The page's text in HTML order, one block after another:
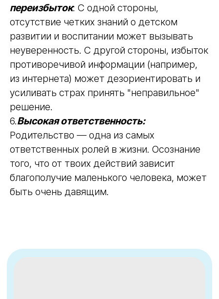
переизбыток: С одной стороны,
отсутствие четких знаний о детском
развитии и воспитании может вызывать
неуверенность. С другой стороны, избыток
противоречивой информации (например,
из интернета) может дезориентировать и
усиливать страх принять "неправильное"
решение.
6.Высокая ответственность:
Родительство — одна из самых
ответственных ролей в жизни. Осознание
того, что от твоих действий зависит
благополучие маленького человека, может
быть очень давящим.